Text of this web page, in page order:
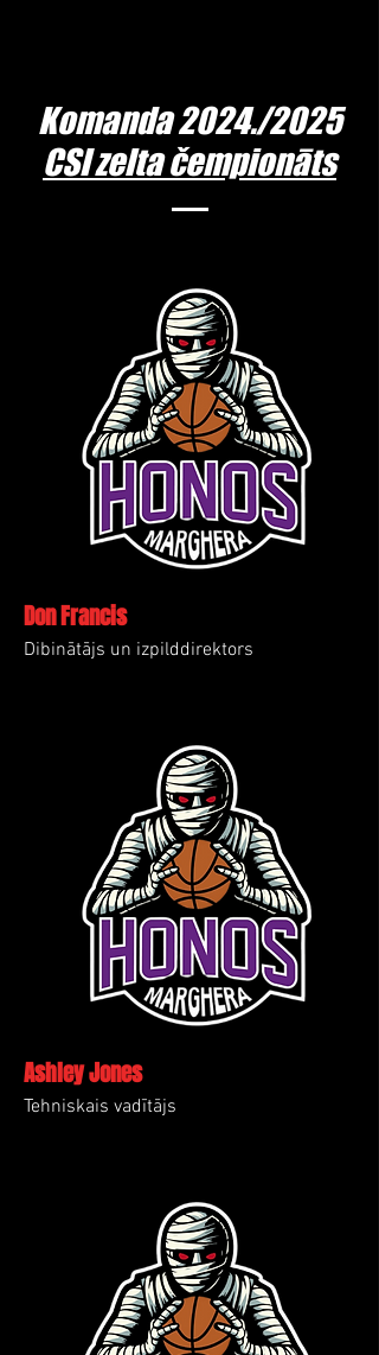
Komanda 2024./2025
CSI zelta čempionāts
Don Francis
Dibinātājs un izpilddirektors
Ashley Jones
Tehniskais vadītājs